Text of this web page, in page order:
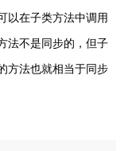
以在子类方法中调用
法不是同步的，但子
方法也就相当于同步